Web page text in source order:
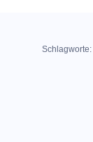
Schlagworte: